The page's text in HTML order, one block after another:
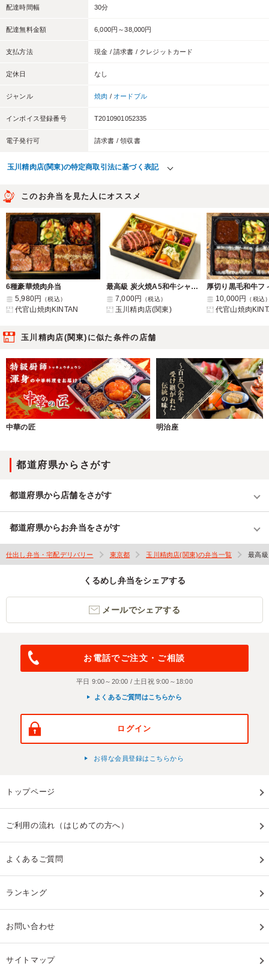
配達時間幅 30分
配達無料金額 6,000円～38,000円
支払方法 現金 / 請求書 / クレジットカード
定休日 なし
ジャンル 焼肉 / オードブル
インボイス登録番号 T2010901052335
電子発行可 請求書 / 領収書
玉川精肉店(関東)の特定商取引法に基づく表記
このお弁当を見た人にオススメ
6種豪華焼肉弁当
5,980円
（税込）
代官山焼肉KINTAN
最高級 炭火焼A5和牛シャトーブリアン御膳
7,000円
（税込）
玉川精肉店(関東)
10,000円 （税込
代官山焼肉
玉川精肉店(関東)に似た条件の店舗
中華の匠 明治座
都道府県からさがす
都道府県から店舗をさがす
都道府県からお弁当をさがす
仕出し弁当・宅配デリバリー 東京都 玉川精肉店(関東)の弁当一覧 最高
くるめし弁当をシェアする
メールでシェアする
お電話でご注文・ご相談
平日 9:00～20:00 / 土日祝 9:00～18:00
よくあるご質問はこちらから
ログイン
お得な会員登録はこちらから
トップページ
ご利用の流れ（はじめての方へ）
よくあるご質問
ランキング
お問い合わせ
サイトマップ